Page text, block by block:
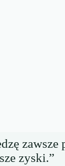
zawsze
zyski.”